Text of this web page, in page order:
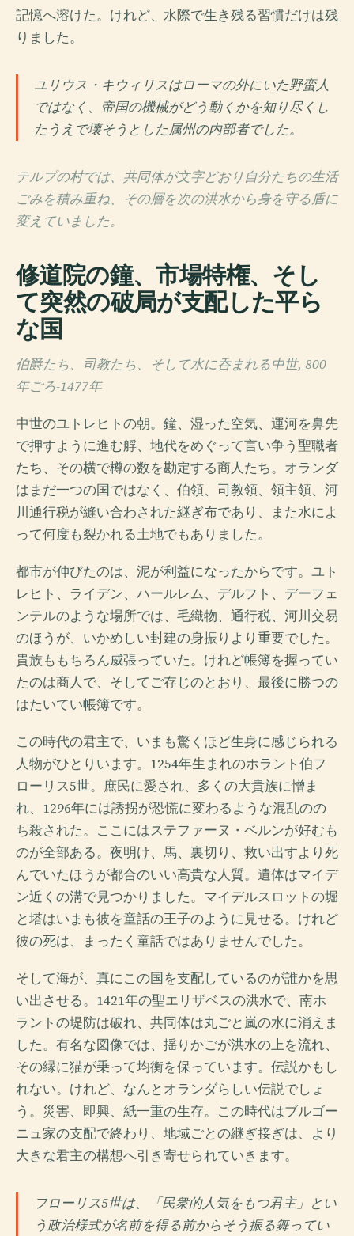
記憶へ溶けた。けれど、水際で生き残る習慣だけは残
りました。
ユリウス・キウィリスはローマの外にいた野蛮人
ではなく、帝国の機械がどう動くかを知り尽くし
たうえで壊そうとした属州の内部者でした。
テルプの村では、共同体が文字どおり自分たちの生活
ごみを積み重ね、その層を次の洪水から身を守る盾に
変えていました。
修道院の鐘、市場特権、そし
て突然の破局が支配した平ら
な国
伯爵たち、司教たち、そして水に呑まれる中世, 800
年ごろ-1477年
中世のユトレヒトの朝。鐘、湿った空気、運河を鼻先
で押すように進む艀、地代をめぐって言い争う聖職者
たち、その横で樽の数を勘定する商人たち。オランダ
はまだ一つの国ではなく、伯領、司教領、領主領、河
川通行税が縫い合わされた継ぎ布であり、また水によ
って何度も裂かれる土地でもありました。
都市が伸びたのは、泥が利益になったからです。ユト
レヒト、ライデン、ハールレム、デルフト、デーフェ
ンテルのような場所では、毛織物、通行税、河川交易
のほうが、いかめしい封建の身振りより重要でした。
貴族ももちろん威張っていた。けれど帳簿を握ってい
たのは商人で、そしてご存じのとおり、最後に勝つの
はたいてい帳簿です。
この時代の君主で、いまも驚くほど生身に感じられる
人物がひとりいます。1254年生まれのホラント伯フ
ローリス5世。庶民に愛され、多くの大貴族に憎ま
れ、1296年には誘拐が恐慌に変わるような混乱のの
ち殺された。ここにはステファーヌ・ベルンが好むも
のが全部ある。夜明け、馬、裏切り、救い出すより死
んでいたほうが都合のいい高貴な人質。遺体はマイデ
ン近くの溝で見つかりました。マイデルスロットの堀
と塔はいまも彼を童話の王子のように見せる。けれど
彼の死は、まったく童話ではありませんでした。
そして海が、真にこの国を支配しているのが誰かを思
い出させる。1421年の聖エリザベスの洪水で、南ホ
ラントの堤防は破れ、共同体は丸ごと嵐の水に消えま
した。有名な図像では、揺りかごが洪水の上を流れ、
その縁に猫が乗って均衡を保っています。伝説かもし
れない。けれど、なんとオランダらしい伝説でしょ
う。災害、即興、紙一重の生存。この時代はブルゴー
ニュ家の支配で終わり、地域ごとの継ぎ接ぎは、より
大きな君主の構想へ引き寄せられていきます。
フローリス5世は、「民衆的人気をもつ君主」とい
う政治様式が名前を得る前からそう振る舞ってい